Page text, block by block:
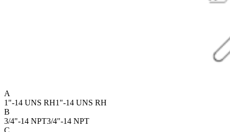
A
1"-14 UNS RH1"-14 UNS RH
B
3/4"-14 NPT3/4"-14 NPT